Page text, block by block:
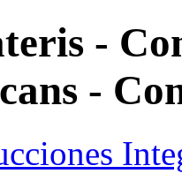
-
-